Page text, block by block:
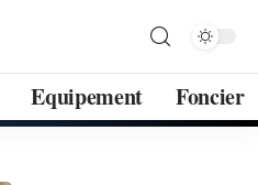
Equipement Foncier